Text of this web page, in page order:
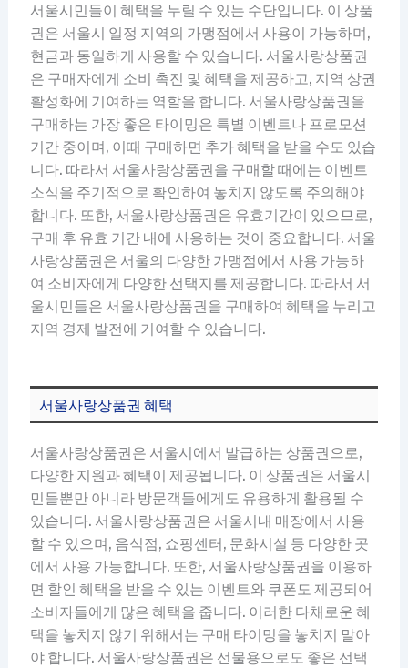
서울시민들이 혜택을 누릴 수 있는 수단입니다. 이 상품
권은 서울시 일정 지역의 가맹점에서 사용이 가능하며,
현금과 동일하게 사용할 수 있습니다. 서울사랑상품권
은 구매자에게 소비 촉진 및 혜택을 제공하고, 지역 상권
활성화에 기여하는 역할을 합니다. 서울사랑상품권을
구매하는 가장 좋은 타이밍은 특별 이벤트나 프로모션
기간 중이며, 이때 구매하면 추가 혜택을 받을 수도 있습
니다. 따라서 서울사랑상품권을 구매할 때에는 이벤트
소식을 주기적으로 확인하여 놓치지 않도록 주의해야
합니다. 또한, 서울사랑상품권은 유효기간이 있으므로,
구매 후 유효 기간 내에 사용하는 것이 중요합니다. 서울
사랑상품권은 서울의 다양한 가맹점에서 사용 가능하
여 소비자에게 다양한 선택지를 제공합니다. 따라서 서
울시민들은 서울사랑상품권을 구매하여 혜택을 누리고
지역 경제 발전에 기여할 수 있습니다.
서울사랑상품권 혜택
서울사랑상품권은 서울시에서 발급하는 상품권으로,
다양한 지원과 혜택이 제공됩니다. 이 상품권은 서울시
민들뿐만 아니라 방문객들에게도 유용하게 활용될 수
있습니다. 서울사랑상품권은 서울시내 매장에서 사용
할 수 있으며, 음식점, 쇼핑센터, 문화시설 등 다양한 곳
에서 사용 가능합니다. 또한, 서울사랑상품권을 이용하
면 할인 혜택을 받을 수 있는 이벤트와 쿠폰도 제공되어
소비자들에게 많은 혜택을 줍니다. 이러한 다채로운 혜
택을 놓치지 않기 위해서는 구매 타이밍을 놓치지 말아
야 합니다. 서울사랑상품권은 선물용으로도 좋은 선택